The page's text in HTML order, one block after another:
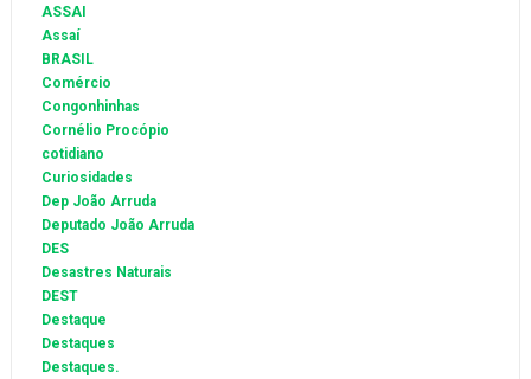
ASSAI
Assaí
BRASIL
Comércio
Congonhinhas
Cornélio Procópio
cotidiano
Curiosidades
Dep João Arruda
Deputado João Arruda
DES
Desastres Naturais
DEST
Destaque
Destaques
Destaques.